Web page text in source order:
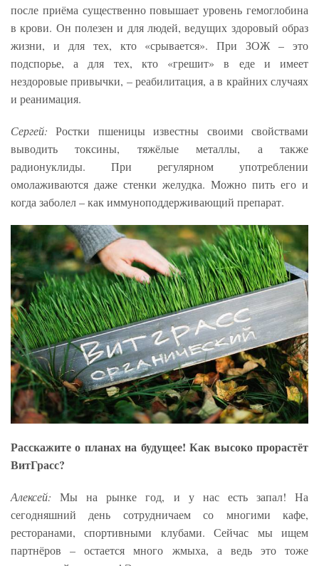
после приёма существенно повышает уровень гемоглобина
в крови. Он полезен и для людей, ведущих здоровый образ
жизни, и для тех, кто «срывается». При ЗОЖ – это
подспорье, а для тех, кто «грешит» в еде и имеет
нездоровые привычки, – реабилитация, а в крайних случаях
и реанимация.
Сергей:Ростки пшеницы известны своими свойствами
выводить токсины, тяжёлые металлы, а также
радионуклиды. При регулярном употреблении
омолаживаются даже стенки желудка. Можно пить его и
когда заболел – как иммуноподдерживающий препарат.
Расскажите о планах на будущее! Как высоко прорастёт
ВитГрасс?
Алексей:Мы на рынке год, и у нас есть запал! На
сегодняшний день сотрудничаем со многими кафе,
ресторанами, спортивными клубами. Сейчас мы ищем
партнёров – остается много жмыха, а ведь это тоже